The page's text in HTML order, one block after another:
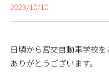
2023/10/10
日頃から宮交自動車学校
ありがとうございます。